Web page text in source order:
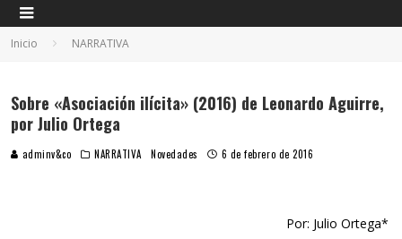
Inicio NARRATIVA
Sobre «Asociación ilícita» (2016) de Leonardo Aguirre,
por Julio Ortega
adminv&co NARRATIVA Novedades 6 de febrero de 2016
Por: Julio Ortega*